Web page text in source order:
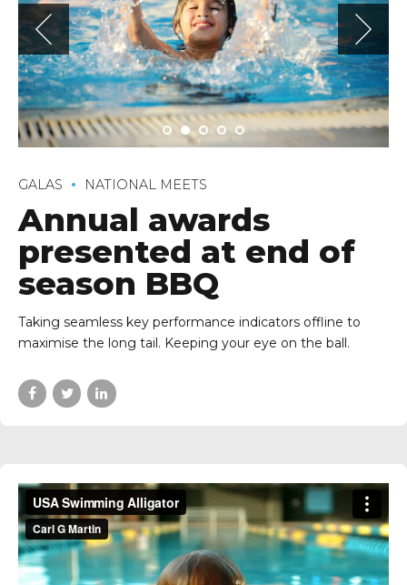
GALAS NATIONAL MEETS
Annual awards
presented at end of
season BBQ
Taking seamless key performance indicators offline to
maximise the long tail. Keeping your eye on the ball.